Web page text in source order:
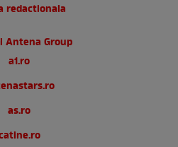
redactionala
Antena Group
a1.ro
as.ro